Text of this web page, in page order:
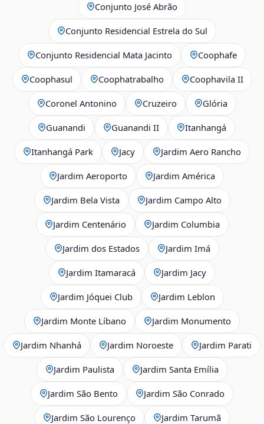
Conjunto José Abrão
Conjunto Residencial Estrela do Sul
Conjunto Residencial Mata Jacinto Coophafe
Coophasul Coophatrabalho Coophavila II
Coronel Antonino Cruzeiro Glória
Guanandi Guanandi II Itanhangá
Itanhangá Park Jacy Jardim Aero Rancho
Jardim Aeroporto Jardim América
Jardim Bela Vista Jardim Campo Alto
Jardim Centenário Jardim Columbia
Jardim dos Estados Jardim Imá
Jardim Itamaracá Jardim Jacy
Jardim Jóquei Club Jardim Leblon
Jardim Monte Líbano Jardim Monumento
Jardim Nhanhá Jardim Noroeste Jardim Parati
Jardim Paulista Jardim Santa Emília
Jardim São Bento Jardim São Conrado
Jardim São Lourenço Jardim Tarumã